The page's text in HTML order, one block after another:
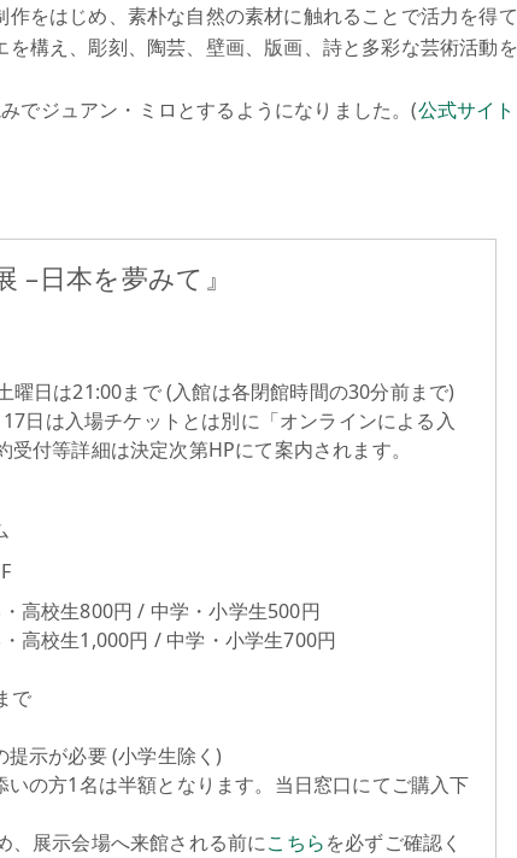
をはじめ、素朴な自然の素材に触れることで活力を得て
構え、彫刻、陶芸、壁画、版画、詩と多彩な芸術活動を
でジュアン・ミロとするようになりました。(公式サイト
–日本を夢みて』
日は21:00まで (入館は各閉館時間の30分前まで)
日は入場チケットとは別に「オンラインによる入
付等詳細は決定次第HPにて案内されます。
高校生800円 / 中学・小学生500円
生1,000円 / 中学・小学生700円
で
示が必要 (小学生除く)
の方1名は半額となります。当日窓口にてご購入下
、展示会場へ来館される前にこちらを必ずご確認く